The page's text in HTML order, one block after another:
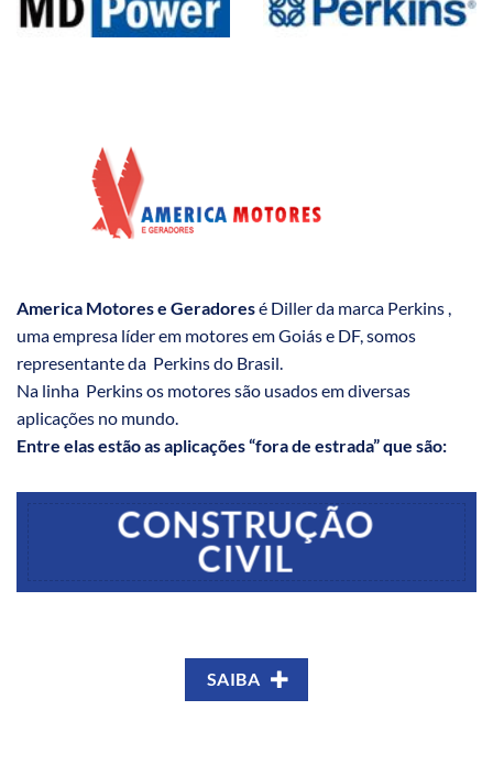
America Motores e Geradoresé Diller da marca Perkins ,
uma empresa líder em motores em Goiás e DF, somos
representante da Perkins do Brasil.
Na linha Perkins os motores são usados em diversas
aplicações no mundo.
Entre elas estão as aplicações “fora de estrada” que são:
CONSTRUÇÃO
CIVIL
SAIBA